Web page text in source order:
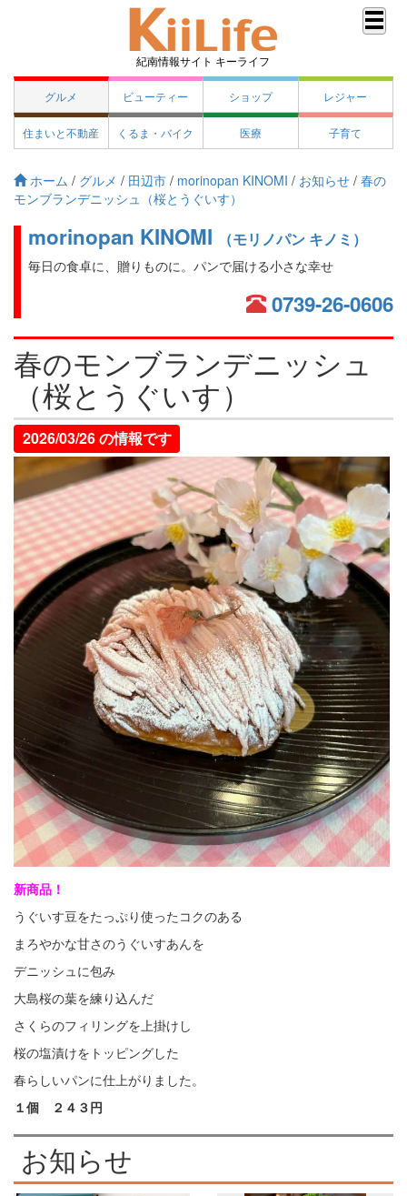
紀南情報サイト キーライフ
グルメ ビューティー ショップ レジャー
住まいと不動産 くるま・バイク 医療 子育て
ホーム / グルメ / 田辺市 / morinopan KINOMI / お知らせ / 春の
モンブランデニッシュ（桜とうぐいす）
morinopan KINOMI （モリノパン キノミ）
毎日の食卓に、贈りものに。パンで届ける小さな幸せ
0739-26-0606
春のモンブランデニッシュ
（桜とうぐいす）
2026/03/26 の情報です
新商品！
うぐいす豆をたっぷり使ったコクのある
まろやかな甘さのうぐいすあんを
デニッシュに包み
大島桜の葉を練り込んだ
さくらのフィリングを上掛けし
桜の塩漬けをトッピングした
春らしいパンに仕上がりました。
１個 ２４３円
お知らせ